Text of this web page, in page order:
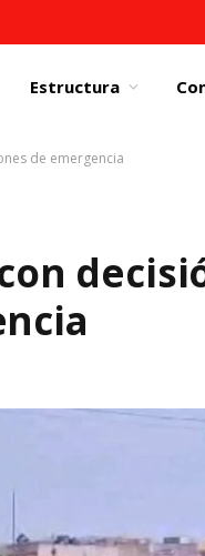
Estructura
de emergencia